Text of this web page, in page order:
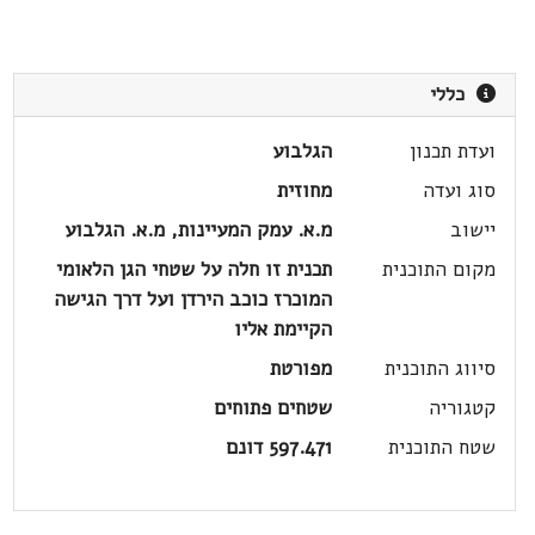
כללי
ועדת תכנון
הגלבוע
סוג ועדה
מחוזית
יישוב
מ.א. עמק המעיינות, מ.א. הגלבוע
מקום התוכנית
תכנית זו חלה על שטחי הגן הלאומי
המוכרז כוכב הירדן ועל דרך הגישה
הקיימת אליו
סיווג התוכנית
מפורטת
קטגוריה
שטחים פתוחים
שטח התוכנית
597.471 דונם